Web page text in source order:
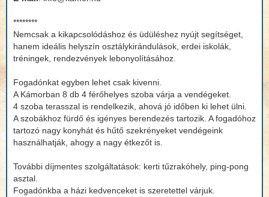
********
Nemcsak a kikapcsolódáshoz és üdüléshez nyújt segítséget,
hanem ideális helyszín osztálykirándulások, erdei iskolák,
tréningek, rendezvények lebonyolításához.
Fogadónkat egyben lehet csak kivenni.
A Kámorban 8 db 4 férőhelyes szoba várja a vendégeket.
4 szoba terasszal is rendelkezik, ahová jó időben ki lehet ülni.
A szobákhoz fürdő és igényes berendezés tartozik. A fogadóhoz
tartozó nagy konyhát és hűtő szekrényeket vendégeink
használhatják, ahogy a nagy étkezőt is.
További díjmentes szolgáltatások: kerti tűzrakóhely, ping-pong
asztal.
Fogadónkba a házi kedvenceket is szeretettel várjuk.